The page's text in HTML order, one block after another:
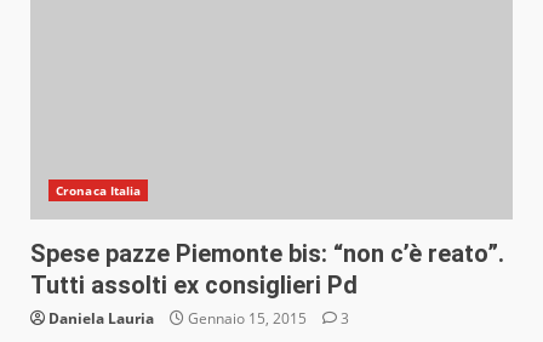
Cronaca Italia
Spese pazze Piemonte bis: “non c’è reato”.
Tutti assolti ex consiglieri Pd
Daniela Lauria Gennaio 15, 2015 3